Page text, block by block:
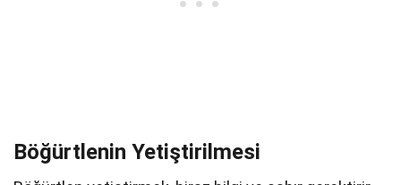
Böğürtlenin Yetiştirilmesi